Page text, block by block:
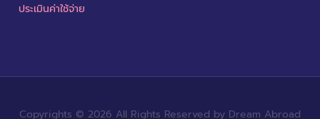
ประเมินค่าใช้จ่าย
Copyrights © 2026 All Rights Reserved by Dream Abroad